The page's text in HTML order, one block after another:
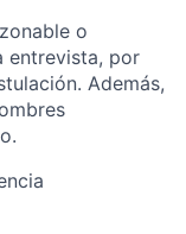
o
entrevista, por
Además,